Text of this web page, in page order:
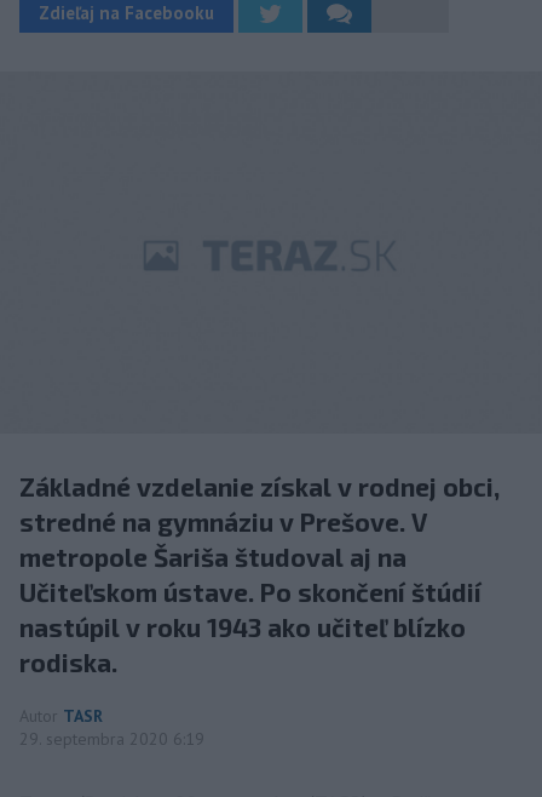
Zdieľaj na Facebooku
Základné vzdelanie získal v rodnej obci,
stredné na gymnáziu v Prešove. V
metropole Šariša študoval aj na
Učiteľskom ústave. Po skončení štúdií
nastúpil v roku 1943 ako učiteľ blízko
rodiska.
Autor TASR
29. septembra 2020 6:19